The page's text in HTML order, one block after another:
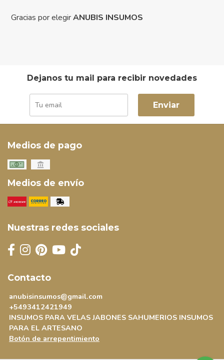
Gracias por elegirANUBIS INSUMOS
Dejanos tu mail para recibir novedades
Enviar
Medios de pago
Medios de envío
Nuestras redes sociales
Contacto
anubisinsumos@gmail.com
+5493412421949
INSUMOS PARA VELAS JABONES SAHUMERIOS INSUMOS
PARA EL ARTESANO
Botón de arrepentimiento